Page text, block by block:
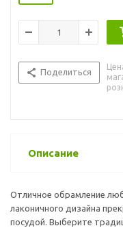
Поделиться
Описание
Отличное обрамление
лаконичного дизайна
посудой. Выберите